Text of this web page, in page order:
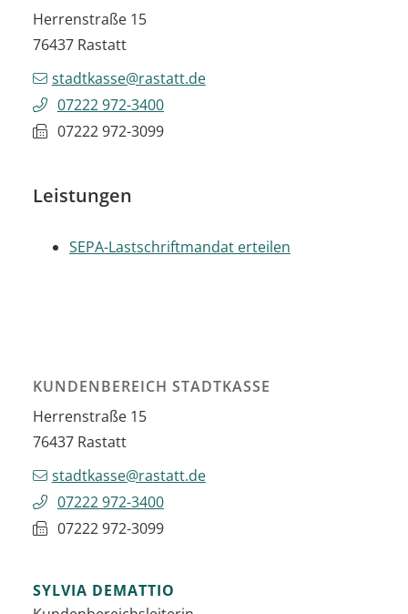
Herrenstraße 15
76437 Rastatt
stadtkasse@rastatt.de
07222 972-3400
07222 972-3099
Leistungen
SEPA-Lastschriftmandat erteilen
KUNDENBEREICH STADTKASSE
Herrenstraße 15
76437 Rastatt
stadtkasse@rastatt.de
07222 972-3400
07222 972-3099
SYLVIA DEMATTIO